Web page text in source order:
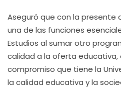
Aseguró que con la
una de las funciones
Estudios al sumar otro
calidad a la oferta educativa,
compromiso que tiene la
la calidad educativa y la